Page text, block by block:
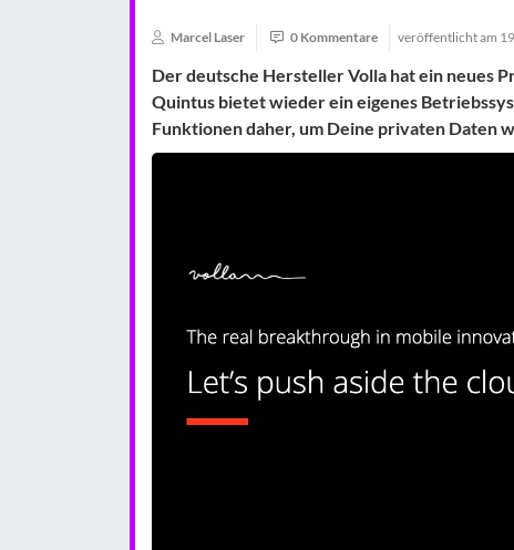
Marcel Laser 0 Kommentare veröffentlicht am
Der deutsche Hersteller Volla hat ein neues
Quintus bietet wieder ein eigenes
Funktionen daher, um Deine privaten Daten